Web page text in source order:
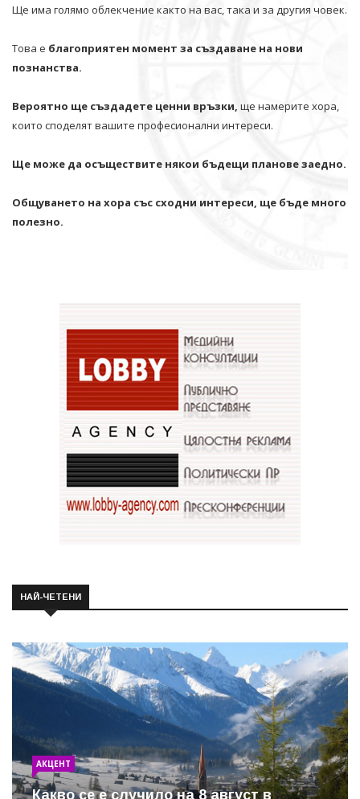
Ще има голямо облекчение както на вас, така и за другия човек.
Това е благоприятен момент за създаване на нови
познанства.
Вероятно ще създадете ценни връзки, ще намерите хора,
които споделят вашите професионални интереси.
Ще може да осъществите някои бъдещи планове заедно.
Общуването на хора със сходни интереси, ще бъде много
полезно.
НАЙ-ЧЕТЕНИ
АКЦЕНТ
Какво се е случило на 8 август в